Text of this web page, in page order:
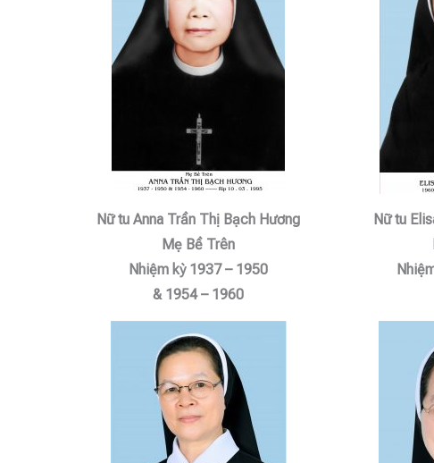
Nữ tu Anna Trần Thị Bạch Hương
Mẹ Bề Trên
Nhiệm kỳ 1937 – 1950
& 1954 – 1960
Nữ tu